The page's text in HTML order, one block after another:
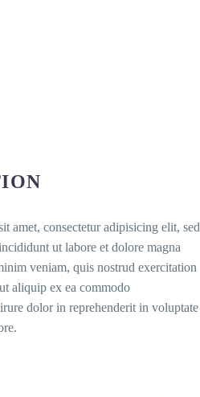
amet, consectetur adipisicing elit, sed
ut labore et dolore magna
veniam, quis nostrud exercitation
aliquip ex ea commodo
dolor in reprehenderit in voluptate